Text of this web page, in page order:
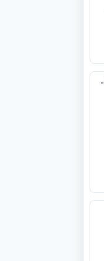
أسعار الأسماك والمأكولات البحرية اليوم الثلاثاء 4-8-